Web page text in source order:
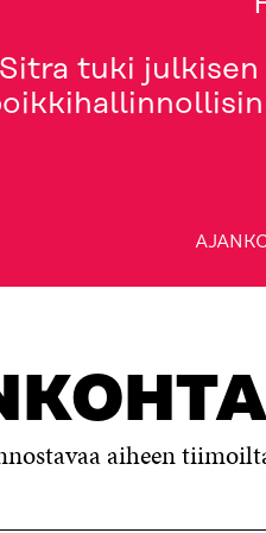
Sitra tuki
aiheen